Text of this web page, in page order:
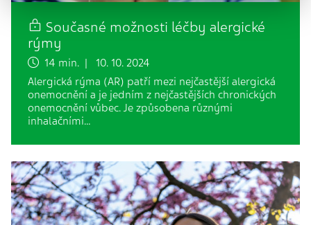
Současné možnosti léčby alergické
rýmy
14 min. | 10. 10. 2024
Alergická rýma (AR) patří mezi nejčastější alergická
onemocnění a je jedním z nejčastějších chronických
onemocnění vůbec. Je způsobena různými
inhalačními…